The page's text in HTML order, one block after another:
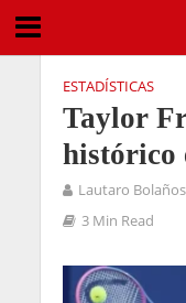
ESTADÍSTICAS
Taylor
histórico
Lautaro
3 Min Read